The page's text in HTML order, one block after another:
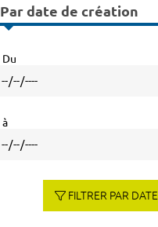
Par date de création
Du
à
FILTRER PAR DATE